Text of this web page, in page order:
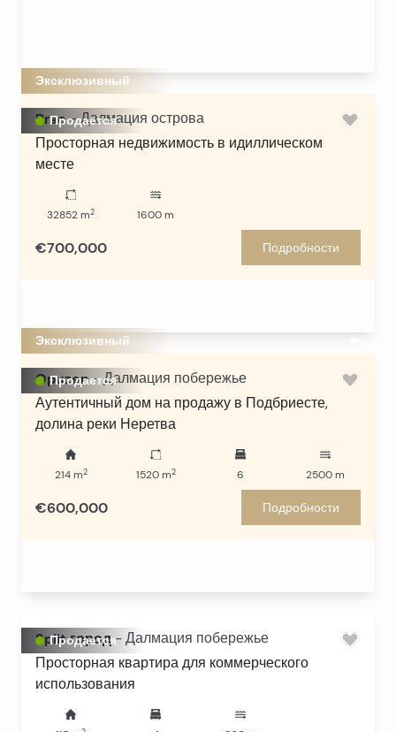
Продается
Эксклюзивный
Brac - Далмация острова
Просторная недвижимость в идиллическом
месте
32852 m2 1600 m
€700,000 Подробности
Продается
Эксклюзивный
Opuzen - Далмация побережье
Аутентичный дом на продажу в Подбриесте,
долина реки Неретва
214m2 1520m2 6 2500 m
€600,000 Подробности
Продается
Split город - Далмация побережье
Просторная квартира для коммерческого
использования